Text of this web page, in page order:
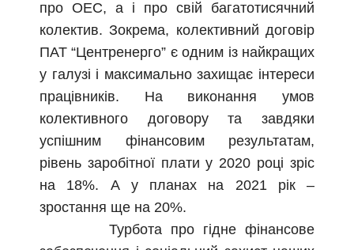
про ОЕС, а і про свій багатотисячний
колектив. Зокрема, колективний договір
ПАТ “Центренерго” є одним із найкращих
у галузі і максимально захищає інтереси
працівників. На виконання умов
колективного договору та завдяки
успішним фінансовим результатам,
рівень заробітної плати у 2020 році зріс
на 18%. А у планах на 2021 рік –
зростання ще на 20%.
Турбота про гідне фінансове